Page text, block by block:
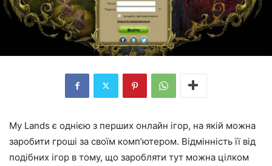
My Lands є однією з перших онлайн ігор, на якій можна
заробити гроші за своїм комп’ютером. Відмінність її від
подібних ігор в тому, що заробляти тут можна цілком